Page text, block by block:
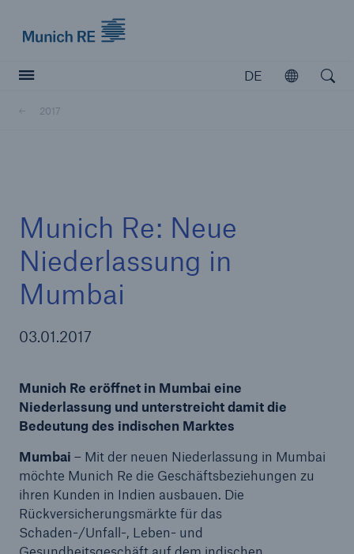
DE
Öffnen
2017
Munich Re: Neue
Niederlassung in
Mumbai
03.01.2017
Munich Re eröffnet in Mumbai eine
Niederlassung und unterstreicht damit die
Bedeutung des indischen Marktes
Mumbai – Mit der neuen Niederlassung in Mumbai
möchte Munich Re die Geschäftsbeziehungen zu
ihren Kunden in Indien ausbauen. Die
Rückversicherungsmärkte für das
Schaden-/Unfall-, Leben- und
Tech Trend Radar 2026
Our expert perspective for insurance